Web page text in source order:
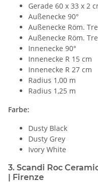
Gerade 60 x 33 x 2
Außenecke 90°
Außenecke Röm.
Außenecke Röm.
Innenecke 90°
Innenecke R 15 cm
Innenecke R 27 cm
Radius 1,00 m
Radius 1,25 m
Farbe:
Dusty Black
Dusty Grey
Ivory White
3. Scandi Roc
| Firenze